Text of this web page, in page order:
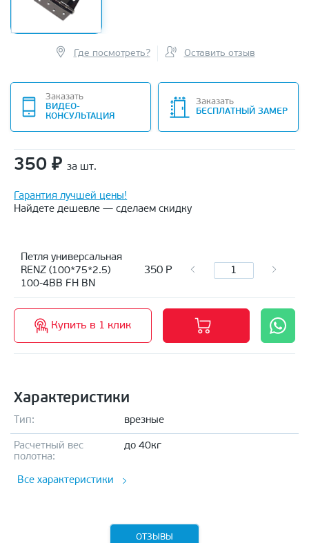
Где посмотреть? Оставить отзыв
Заказать
ВИДЕО-
КОНСУЛЬТАЦИЯ
Заказать
БЕСПЛАТНЫЙ ЗАМЕР
350 ₽ за шт.
Гарантия лучшей цены!
Найдете дешевле — сделаем скидку
Петля универсальная
RENZ (100*75*2.5)
100-4BB FH BN
350 Р
Купить в 1 клик
Характеристики
Тип: врезные
Расчетный вес
полотна:
до 40кг
Все характеристики
ОТЗЫВЫ